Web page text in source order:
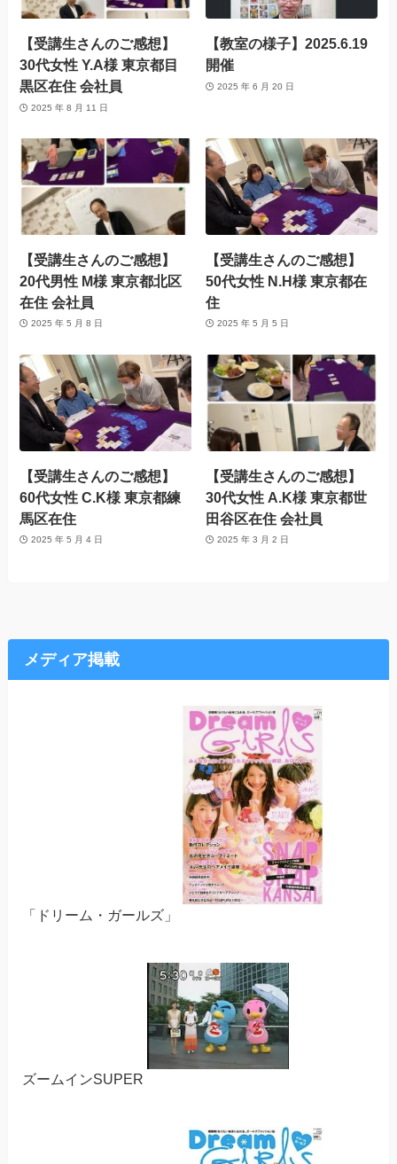
【受講生さんのご感想】
30代女性 Y.A様 東京都目
黒区在住 会社員
2025 年 8 月 11 日
【教室の様子】2025.6.19
開催
2025 年 6 月 20 日
【受講生さんのご感想】
20代男性 M様 東京都北区
在住 会社員
2025 年 5 月 8 日
【受講生さんのご感想】
50代女性 N.H様 東京都在
住
2025 年 5 月 5 日
【受講生さんのご感想】
60代女性 C.K様 東京都練
馬区在住
2025 年 5 月 4 日
【受講生さんのご感想】
30代女性 A.K様 東京都世
田谷区在住 会社員
2025 年 3 月 2 日
メディア掲載
「ドリーム・ガールズ」
ズームインSUPER